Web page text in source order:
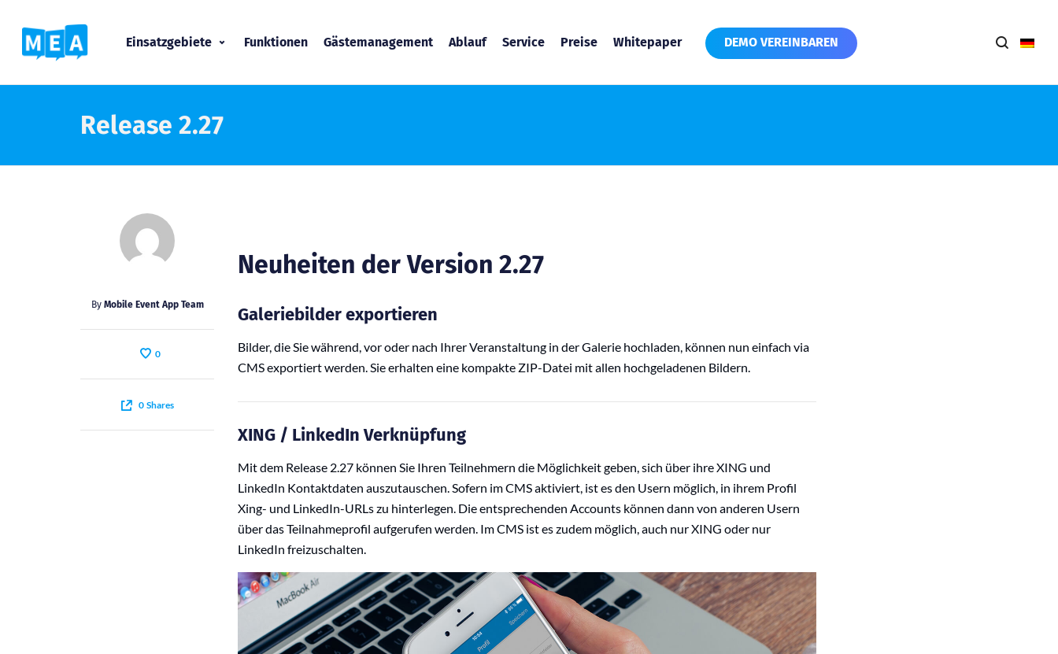
Einsatzgebiete Funktionen Gästemanagement Ablauf Service Preise Whitepaper DEMO VEREINBAREN
Release 2.27
By Mobile Event App Team
0
0 Shares
Neuheiten der Version 2.27
Galeriebilder exportieren
Bilder, die Sie während, vor oder nach Ihrer Veranstaltung in der Galerie hochladen, können nun einfach via
CMS exportiert werden. Sie erhalten eine kompakte ZIP-Datei mit allen hochgeladenen Bildern.
XING / LinkedIn Verknüpfung
Mit dem Release 2.27 können Sie Ihren Teilnehmern die Möglichkeit geben, sich über ihre XING und
LinkedIn Kontaktdaten auszutauschen. Sofern im CMS aktiviert, ist es den Usern möglich, in ihrem Profil
Xing- und LinkedIn-URLs zu hinterlegen. Die entsprechenden Accounts können dann von anderen Usern
über das Teilnahmeprofil aufgerufen werden. Im CMS ist es zudem möglich, auch nur XING oder nur
LinkedIn freizuschalten.